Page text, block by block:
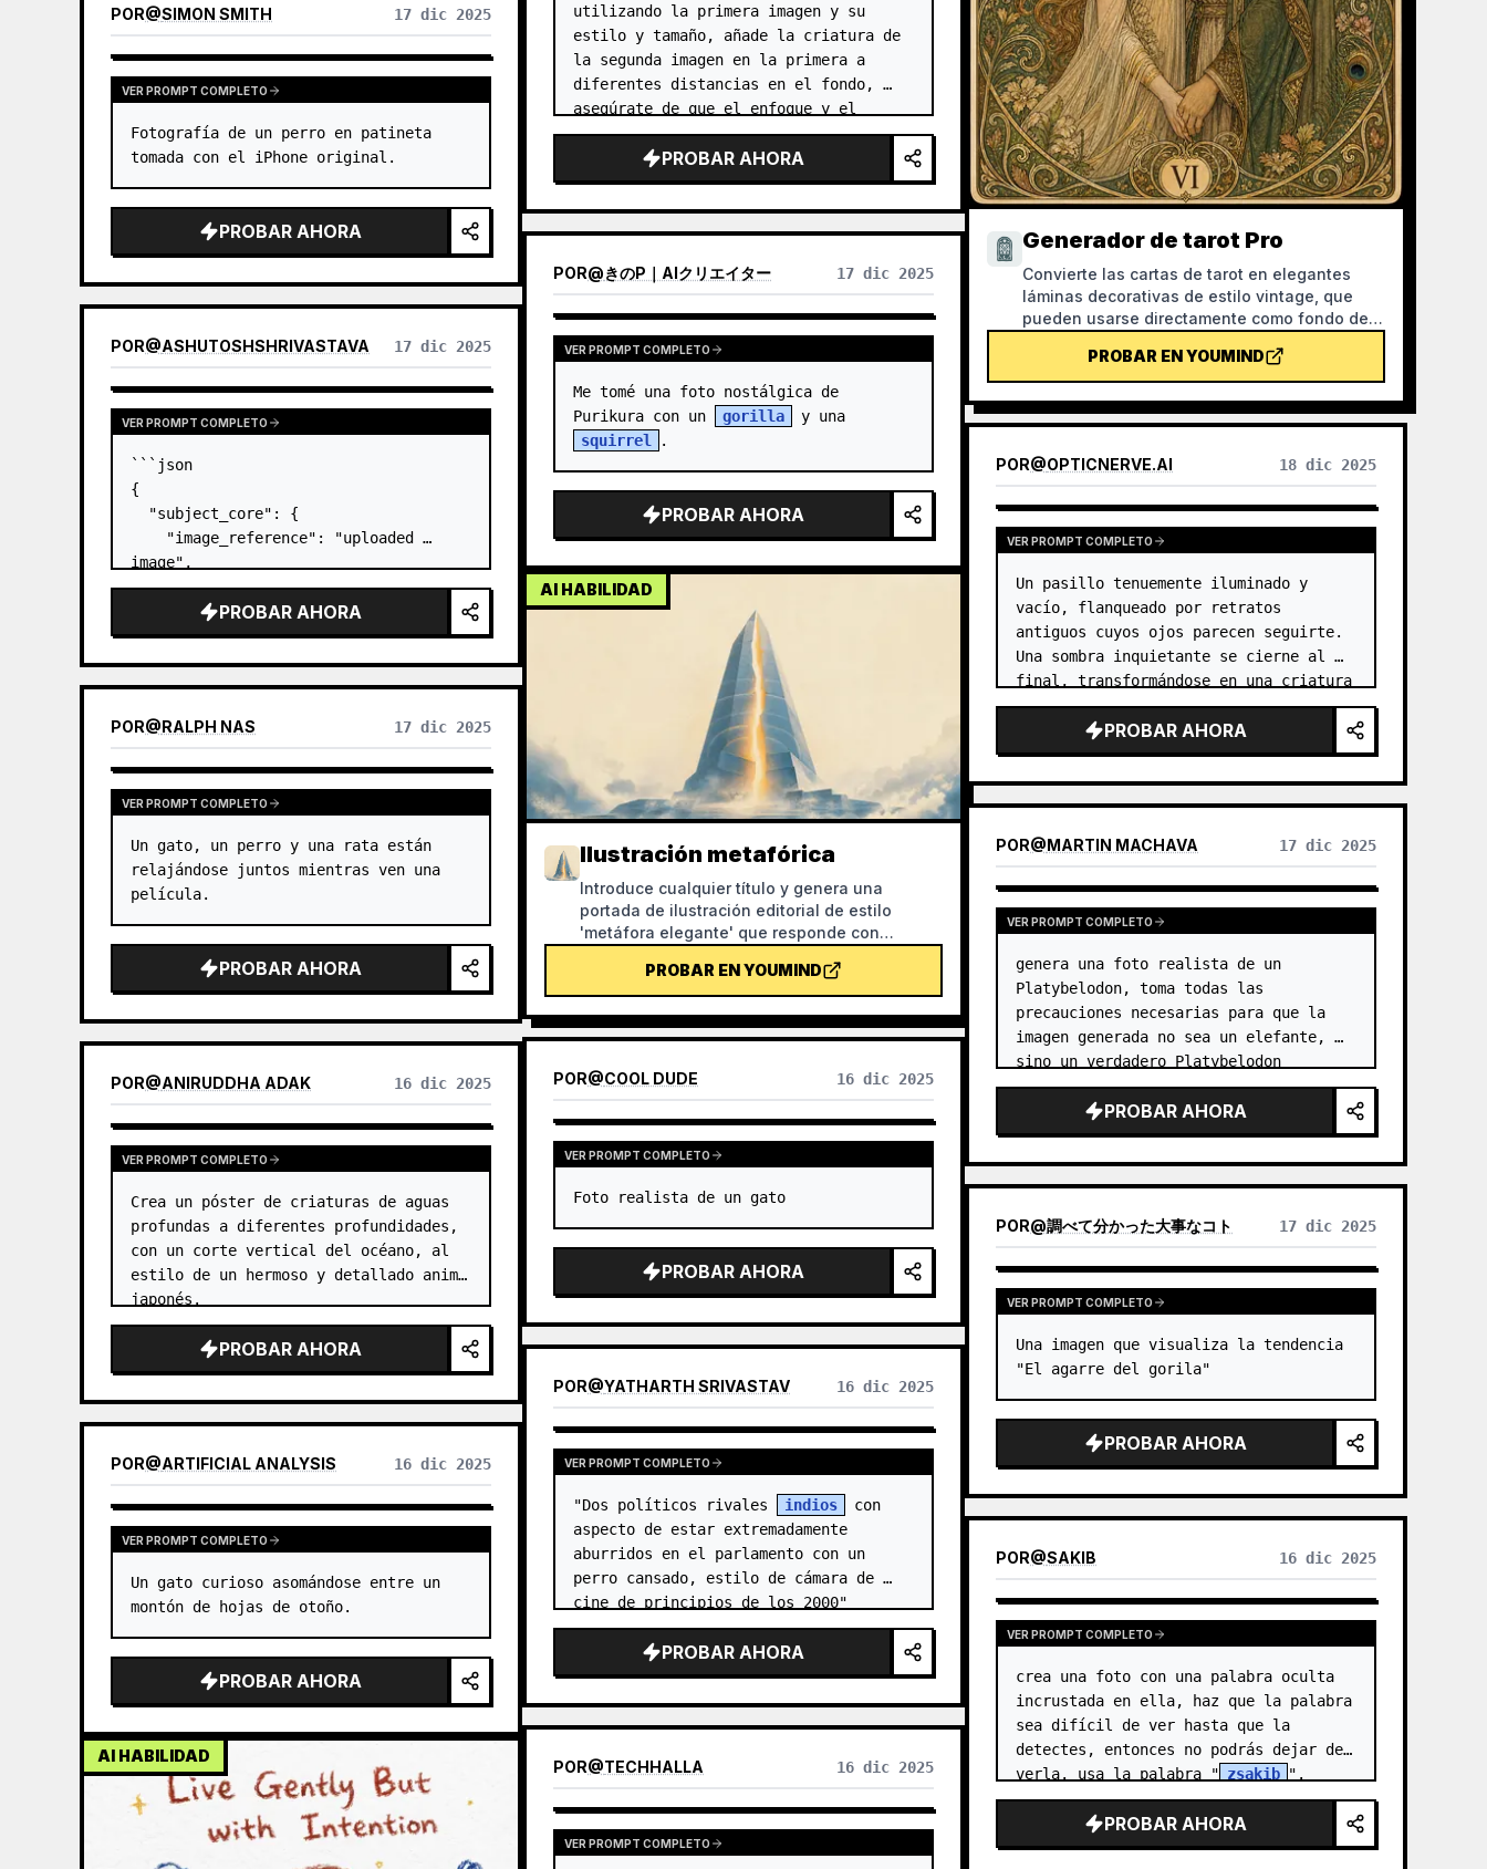
POR@SIMON SMITH 17 dic 2025
VER PROMPT COMPLETO
Fotografía de un perro en patineta
tomada con el iPhone original.
PROBAR AHORA
POR@ASHUTOSHSHRIVASTAVA 17 dic 2025
VER PROMPT COMPLETO
```json
{
  "subject_core": {
    "image_reference": "uploaded
image",
    "facial_features": "Ojos intensos
color avellana, ceño fruncido, nariz
afilada, tez curtida",
    "hair": "Cabello castaño oscuro,
canoso, revuelto por el viento,
PROBAR AHORA
POR@RALPH NAS 17 dic 2025
VER PROMPT COMPLETO
Un gato, un perro y una rata están
relajándose juntos mientras ven una
película.
PROBAR AHORA
POR@ANIRUDDHA ADAK 16 dic 2025
VER PROMPT COMPLETO
Crea un póster de criaturas de aguas
profundas a diferentes profundidades,
con un corte vertical del océano, al
estilo de un hermoso y detallado anime
japonés.
PROBAR AHORA
POR@ARTIFICIAL ANALYSIS 16 dic 2025
VER PROMPT COMPLETO
Un gato curioso asomándose entre un
montón de hojas de otoño.
PROBAR AHORA
AI HABILIDAD
utilizando la primera imagen y su
estilo y tamaño, añade la criatura de
la segunda imagen en la primera a
diferentes distancias en el fondo,
asegúrate de que el enfoque y el
tamaño de las criaturas sean
apropiados para su distancia, debe
haber un total de {arg…
PROBAR AHORA
POR@きのP｜AIクリエイター 17 dic 2025
VER PROMPT COMPLETO
Me tomé una foto nostálgica de
Purikura con un
gorilla
squirrel
.
PROBAR AHORA
AI HABILIDAD
Ilustración metafórica
Introduce cualquier título y genera una
portada de ilustración editorial de estilo
'metáfora elegante' que responde con
granulada, paleta sobria de azul neblina,
blanco crema y acentos cálidos, una única
metáfora visual, mucho espacio en blanco y
formato panorámico 16:9. Ideal para la
newsletters.
PROBAR EN YOUMIND
POR@COOL DUDE 16 dic 2025
VER PROMPT COMPLETO
Foto realista de un gato
PROBAR AHORA
POR@YATHARTH SRIVASTAV 16 dic 2025
VER PROMPT COMPLETO
"Dos políticos rivales indios
con
aspecto de estar extremadamente
aburridos en el parlamento con un
perro cansado, estilo de cámara de
cine de principios de los 2000"
PROBAR AHORA
POR@TECHHALLA 16 dic 2025
VER PROMPT COMPLETO
Generador de tarot Pro
Convierte las cartas de tarot en elegantes
láminas decorativas de estilo vintage, que
pueden usarse directamente como fondo de
(como mitología nórdica, algún anime o IP de
videojuegos) o qué cartas quieres sacar, y
generará imágenes de tarot con un estilo
unificado y un significado exquisito. Admite el
individuales o la selección de varias cartas,
sensación plástica de la IA. Se puede
combinar con las tareas programadas de
tirada de cartas y su interpretación cada
mañana (requiere configurar la tarea
programada).
PROBAR EN YOUMIND
POR@OPTICNERVE.AI 18 dic 2025
VER PROMPT COMPLETO
Un pasillo tenuemente iluminado y
vacío, flanqueado por retratos
antiguos cuyos ojos parecen seguirte.
Una sombra inquietante se cierne al
final, transformándose en una criatura
intimidante y desconocida con ojos
rojos luminiscentes.
PROBAR AHORA
POR@MARTIN MACHAVA 17 dic 2025
VER PROMPT COMPLETO
genera una foto realista de un
Platybelodon, toma todas las
precauciones necesarias para que la
imagen generada no sea un elefante,
sino un verdadero Platybelodon
PROBAR AHORA
POR@調べて分かった大事なコト 17 dic 2025
VER PROMPT COMPLETO
Una imagen que visualiza la tendencia
"El agarre del gorila"
PROBAR AHORA
POR@SAKIB 16 dic 2025
VER PROMPT COMPLETO
crea una foto con una palabra oculta
incrustada en ella, haz que la palabra
sea difícil de ver hasta que la
detectes, entonces no podrás dejar de
verla. usa la palabra " zsakib ".
PROBAR AHORA